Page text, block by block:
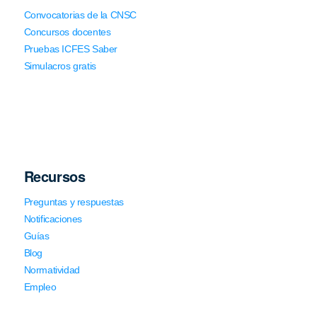
Convocatorias de la CNSC
Concursos docentes
Pruebas ICFES Saber
Simulacros gratis
Recursos
Preguntas y respuestas
Notificaciones
Guías
Blog
Normatividad
Empleo